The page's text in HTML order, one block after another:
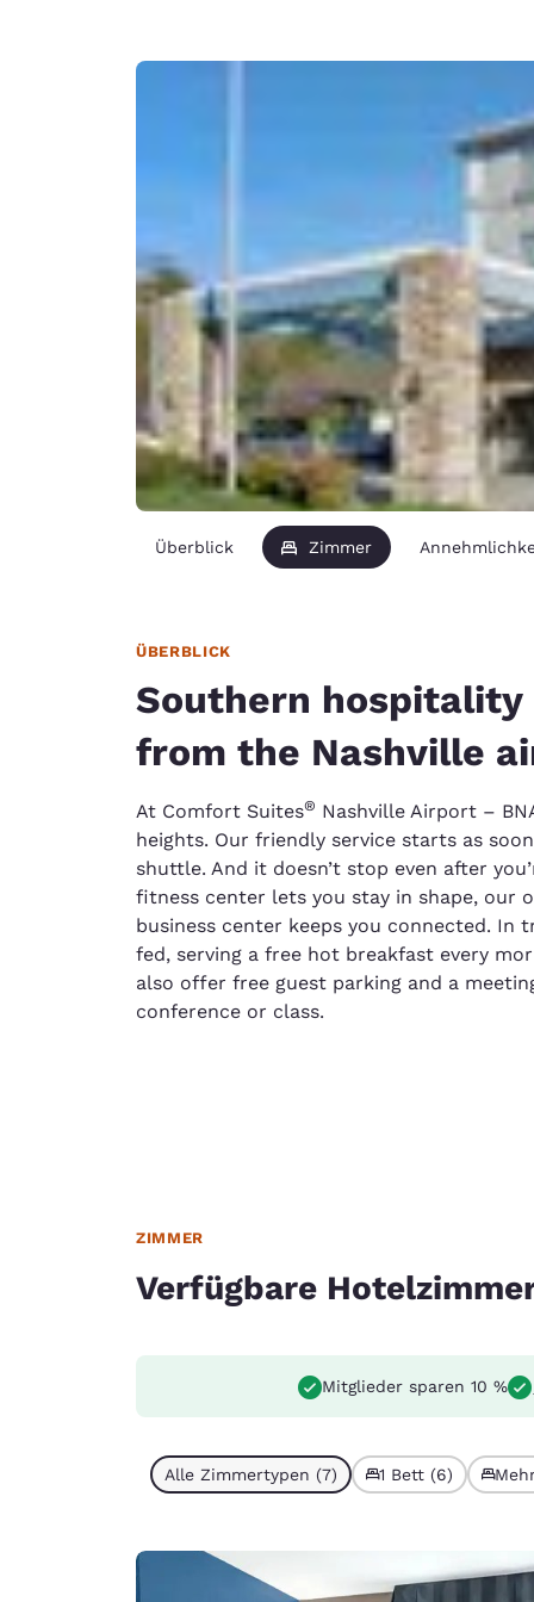
Deutsch
English
Ireland
English
United
English
Asien-Pazifik
Australia
English
Überblick Zimmer
ÜBERBLICK
Southern hospitality
from the Nashville
At Comfort Suites® Nashville Airport –
heights. Our friendly service starts as
shuttle. And it doesn’t stop even after
fitness center lets you stay in shape, our
business center keeps you connected. In
fed, serving a free hot breakfast every
also offer free guest parking and a
conference or class.
ZIMMER
Verfügbare
Mitglieder sparen 10 %
Alle Zimmertypen (7) 1 Bett (6)